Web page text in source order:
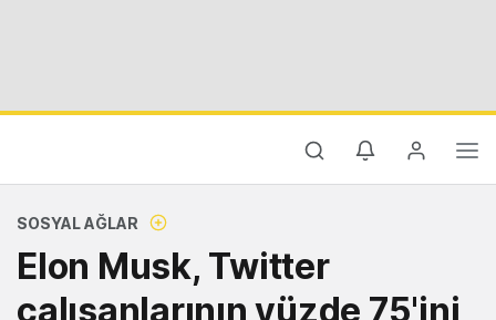
SOSYAL AĞLAR
Elon Musk, Twitter
çalışanlarının yüzde 75'ini